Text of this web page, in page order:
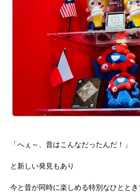
「へぇ～、昔はこんなだったんだ！」
と新しい発見もあり
今と昔が同時に楽しめる特別なひとと